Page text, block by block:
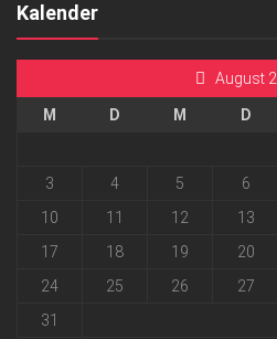
Kalender
August
M D M D
3
4 5 6
10
11 12 13
17
18 19 20
24
25 26 27
31